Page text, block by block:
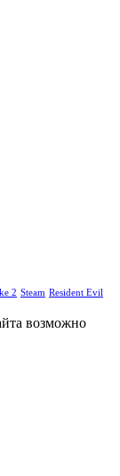
2 Steam Resident Evil
возможно